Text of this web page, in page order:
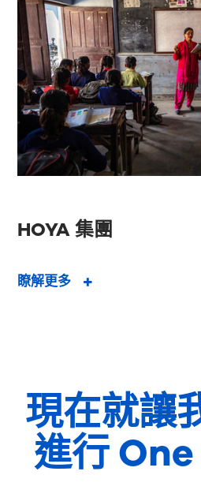
HOYA 集團
瞭解更多
現在就讓
進行